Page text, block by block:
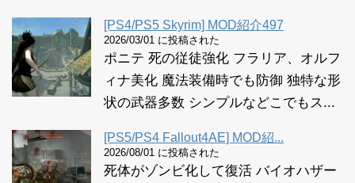
[PS4/PS5 Skyrim] MOD紹介497
2026/03/01 に投稿された
ポニテ 死の従徒強化 フラリア、オルフ
ィナ美化 魔法装備時でも防御 独特な形
状の武器多数 シンプルなどこでもス...
[PS5/PS4 Fallout4AE] MOD紹...
2026/08/01 に投稿された
死体がゾンビ化して復活 バイオハザー